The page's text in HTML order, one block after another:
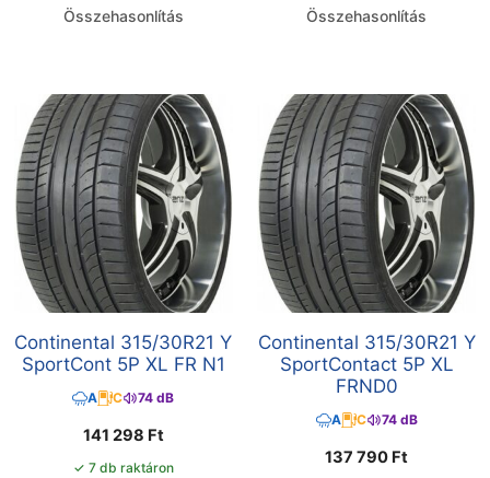
Összehasonlítás Összehasonlítás
Continental 315/30R21 Y
SportCont 5P XL FR N1
A C 74 dB
141 298 Ft
✓ 7 db raktáron
Continental 315/30R21 Y
SportContact 5P XL
FRND0
A C 74 dB
137 790 Ft